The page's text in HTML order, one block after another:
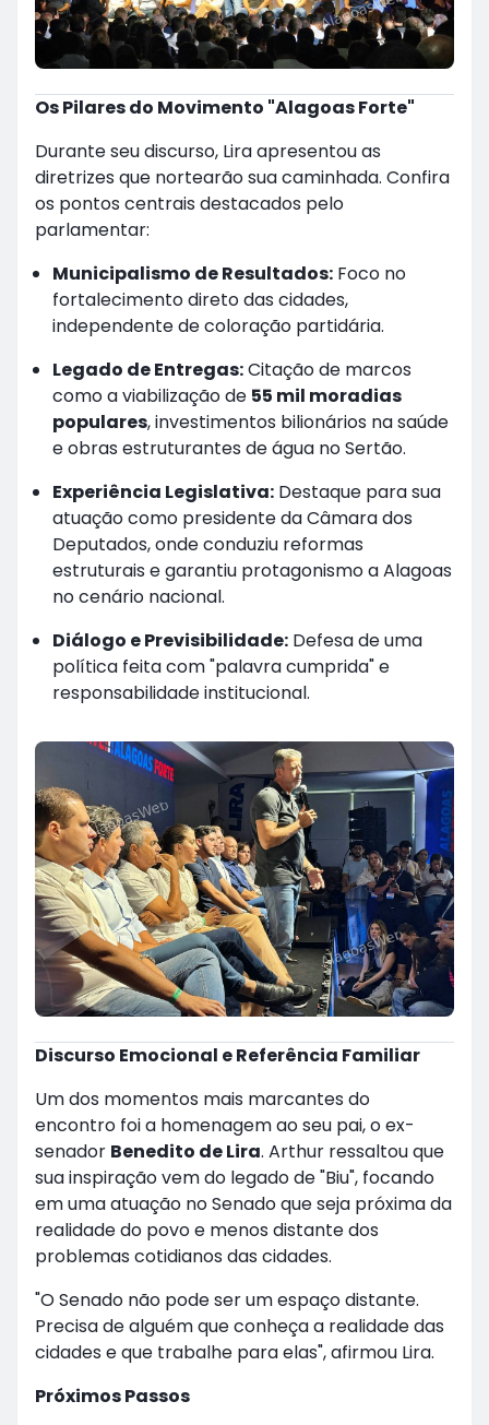
Os Pilares do Movimento "Alagoas Forte"
Durante seu discurso, Lira apresentou as
diretrizes que nortearão sua caminhada. Confira
os pontos centrais destacados pelo
parlamentar:
Municipalismo de Resultados: Foco no
fortalecimento direto das cidades,
independente de coloração partidária.
Legado de Entregas:Citação de marcos
como a viabilização de 55 mil moradias
populares, investimentos bilionários na saúde
e obras estruturantes de água no Sertão.
Experiência Legislativa: Destaque para sua
atuação como presidente da Câmara dos
Deputados, onde conduziu reformas
estruturais e garantiu protagonismo a Alagoas
no cenário nacional.
Diálogo e Previsibilidade: Defesa de uma
política feita com "palavra cumprida" e
responsabilidade institucional.
Discurso Emocional e Referência Familiar
Um dos momentos mais marcantes do
encontro foi a homenagem ao seu pai, o ex-
senador Benedito de Lira. Arthur ressaltou que
sua inspiração vem do legado de "Biu", focando
em uma atuação no Senado que seja próxima da
realidade do povo e menos distante dos
problemas cotidianos das cidades.
"O Senado não pode ser um espaço distante.
Precisa de alguém que conheça a realidade das
cidades e que trabalhe para elas", afirmou Lira.
Próximos Passos